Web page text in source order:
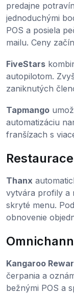
predajne
jednoduchými
POS a posiela
mailu. Ceny
FiveStars
autopilotom.
zaniknutých
Tapmango
automatizáciu
franšízach s
Thanx
vytvára profily a
skryté menu.
obnovenie
Kangaroo
čerpania a
bežnými POS a